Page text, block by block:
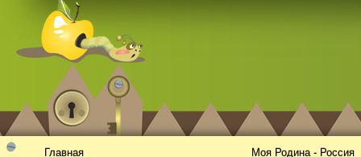
Главная Моя Родина - Россия